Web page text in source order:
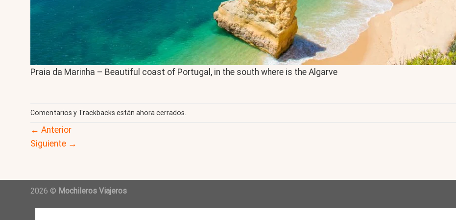
Praia da Marinha – Beautiful coast of Portugal, in the south where is the Algarve
Comentarios y Trackbacks están ahora cerrados.
← Anterior
Siguiente →
2026 © Mochileros Viajeros